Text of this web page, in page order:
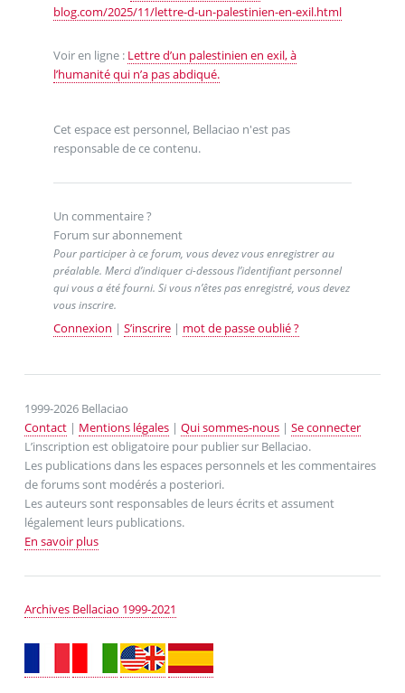
blog.com/2025/11/lettre-d-un-palestinien-en-exil.html
Voir en ligne : Lettre d’un palestinien en exil, à
l’humanité qui n’a pas abdiqué.
Cet espace est personnel, Bellaciao n'est pas
responsable de ce contenu.
Un commentaire ?
Forum sur abonnement
Pour participer à ce forum, vous devez vous enregistrer au
préalable. Merci d’indiquer ci-dessous l’identifiant personnel
qui vous a été fourni. Si vous n’êtes pas enregistré, vous devez
vous inscrire.
Connexion | S’inscrire| mot de passe oublié ?
1999-2026 Bellaciao
Contact| Mentions légales| Qui sommes-nous| Se connecter
L’inscription est obligatoire pour publier sur Bellaciao.
Les publications dans les espaces personnels et les commentaires
de forums sont modérés a posteriori.
Les auteurs sont responsables de leurs écrits et assument
légalement leurs publications.
En savoir plus
Archives Bellaciao 1999-2021